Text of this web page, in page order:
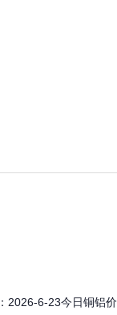
2026-6-23今日铜铝价